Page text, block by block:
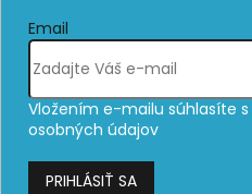
Email
Vložením e-mailu súhlasíte s
osobných údajov
PRIHLÁSIŤ SA